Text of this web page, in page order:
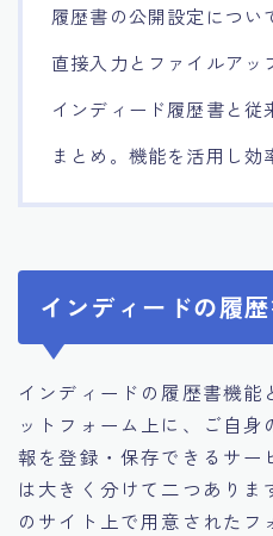
履歴書の公開設定につい
直接入力とファイルアッ
インディード履歴書と従
まとめ。機能を活用し効
インディードの履
インディードの履歴書機能
ットフォーム上に、ご自
報を登録・保存できるサ
は大きく分けて二つあり
のサイト上で用意された